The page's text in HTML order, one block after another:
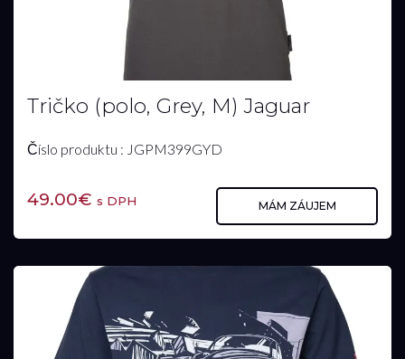
Tričko (polo, Grey, M) Jaguar
Číslo produktu : JGPM399GYD
49.00€ s DPH MÁM ZÁUJEM